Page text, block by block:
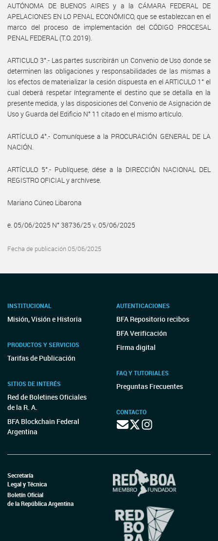
AUTÓNOMA DE BUENOS AIRES y a la CÁMARA FEDERAL DE
APELACIONES EN LO PENAL ECONÓMICO, que se establezcan en el
marco del proceso de implementación del CÓDIGO PROCESAL
PENAL FEDERAL (T.O. 2019).
ARTICULO 3°.- Las partes suscribirán un Convenio de Uso donde se
determinen las obligaciones y responsabilidades de las mismas a
los efectos de materializar la cesión dispuesta en el ARTICULO 1° el
cual deberá respetar íntegramente el destino que se detalla en la
presente medida, y las disposiciones del Convenio de Asignación de
Uso y Guarda del Edificio N° 11 citado en el mismo artículo.
ARTÍCULO 4°.- Comuníquese a la PROCURACIÓN GENERAL DE LA
NACIÓN.
ARTÍCULO 5°.- Publíquese, dése a la DIRECCIÓN NACIONAL DEL
REGISTRO OFICIAL y archívese.
Mariano Cúneo Libarona
e. 05/06/2025 N° 38736/25 v. 05/06/2025
Fecha de publicación 05/06/2025
INSTITUCIONAL
Misión, Visión e Historia
PRODUCTOS Y SERVICIOS
Tarifas de Publicación
SITIOS DE INTERÉS
Red de Boletines Oficiales
de la R. A.
BFA Blockchain Federal
Argentina
AUTENTICACIONES
BFA Repositorio recibos
BFA Verificación
Firma digital
FAQ Y TUTORIALES
Preguntas Frecuentes
CONTACTO
Secretaría
Legal y Técnica
Boletín Oficial
de la República Argentina